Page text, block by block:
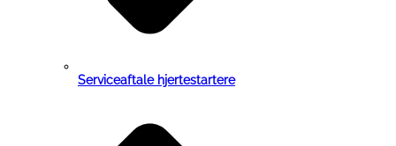
Serviceaftale hjertestartere